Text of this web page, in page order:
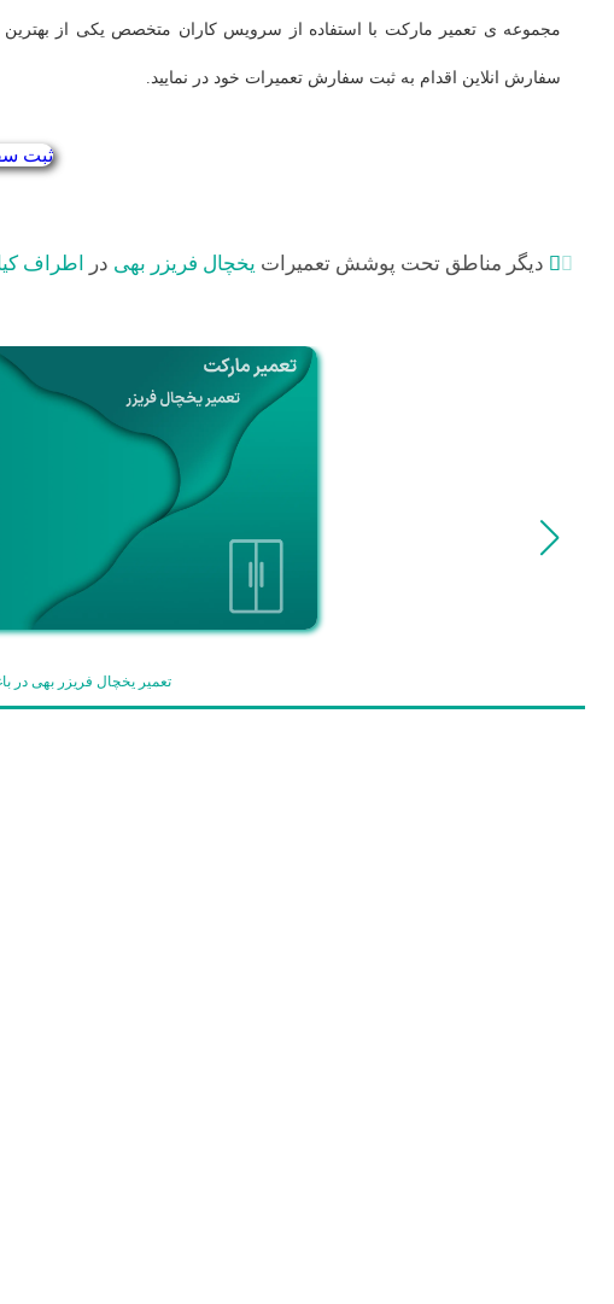
مجموعه ی تعمیر مارکت با استفاده از سرویس کاران متخصص یکی از
سفارش انلاین اقدام به ثبت سفارش تعمیرات خود در نمایید.
دیگر مناطق تحت پوشش تعمیرات یخچال فریزر بهی در اطراف
تعمیر یخچال فریزر بهی در